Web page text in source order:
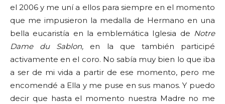
el 2006 y me uní a ellos para siempre en el momento
que me impusieron la medalla de Hermano en una
bella eucaristía en la emblemática Iglesia de Notre
Dame du Sablon, en la que también participé
activamente en el coro. No sabía muy bien lo que iba
a ser de mi vida a partir de ese momento, pero me
encomendé a Ella y me puse en sus manos. Y puedo
decir que hasta el momento nuestra Madre no me